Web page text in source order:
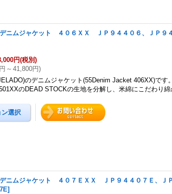
ニムジャケット ４０６ＸＸ ＪＰ９４４０６、ＪＰ９
円(税別)
～ 41,800円)
のデニムジャケット(55Denim Jacket 406XX)です
のDEAD STOCKの生地を分解し、米綿にこだわり
ニムジャケット ４０７ＥＸＸ ＪＰ９４４０７Ｅ、Ｊ
]